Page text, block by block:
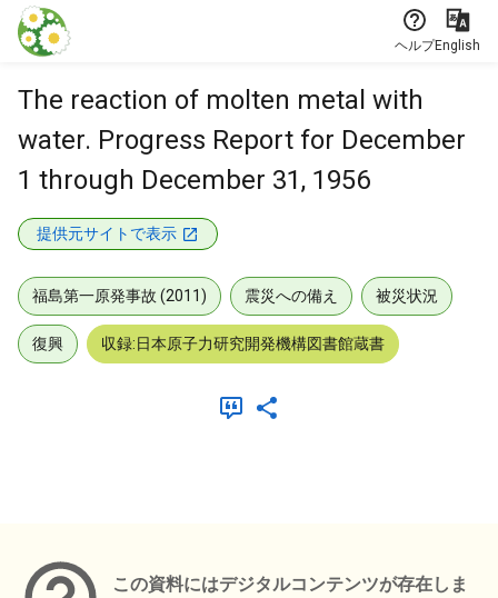
本文に飛ぶ
ヘルプEnglish
The reaction of molten metal with
water. Progress Report for December
1 through December 31, 1956
提供元サイトで表示
福島第一原発事故 (2011) 震災への備え 被災状況
復興 収録:日本原子力研究開発機構図書館蔵書
この資料にはデジタルコンテンツが存在しま